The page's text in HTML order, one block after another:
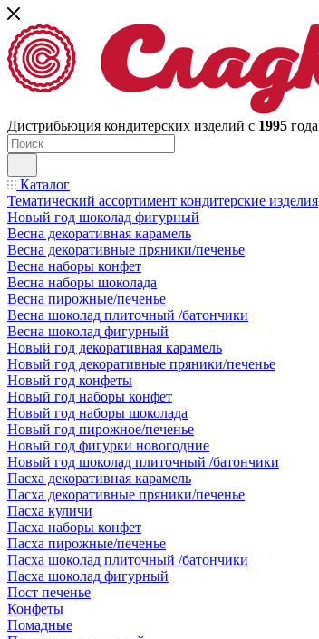
Дистрибьюция кондитерских изделий с 1995 года
Каталог
Тематический ассортимент кондитерские изделия
Новый год шоколад фигурный
Весна декоративная карамель
Весна декоративные пряники/печенье
Весна наборы конфет
Весна наборы шоколада
Весна пирожные/печенье
Весна шоколад плиточный /батончики
Весна шоколад фигурный
Новый год декоративная карамель
Новый год декоративные пряники/печенье
Новый год конфеты
Новый год наборы конфет
Новый год наборы шоколада
Новый год пирожное/печенье
Новый год фигурки новогодние
Новый год шоколад плиточный /батончики
Пасха декоративная карамель
Пасха декоративные пряники/печенье
Пасха куличи
Пасха наборы конфет
Пасха пирожные/печенье
Пасха шоколад плиточный /батончики
Пасха шоколад фигурный
Пост печенье
Конфеты
Помадные